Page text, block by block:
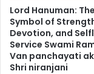
Lord Hanuman:
Symbol of
Devotion, and
Service Swami
Van panchayati
Shri niranjani